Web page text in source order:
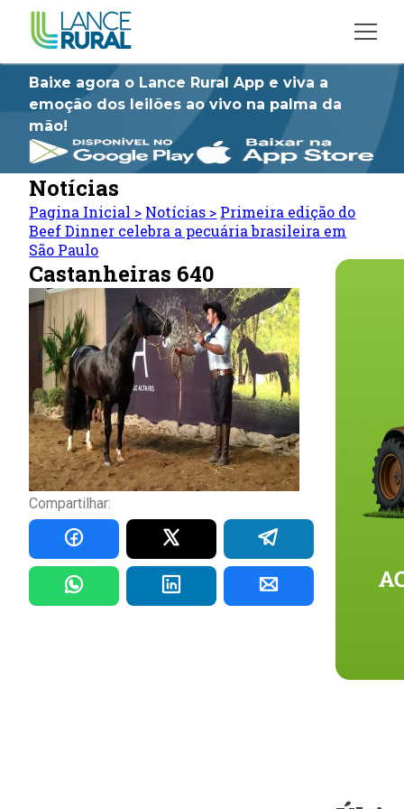
Baixe agora o Lance Rural App e viva a
emoção dos leilões ao vivo na palma da
mão!
Notícias
Pagina Inicial > Notícias > Primeira edição do
Beef Dinner celebra a pecuária brasileira em
São Paulo
Castanheiras 640
Compartilhar: